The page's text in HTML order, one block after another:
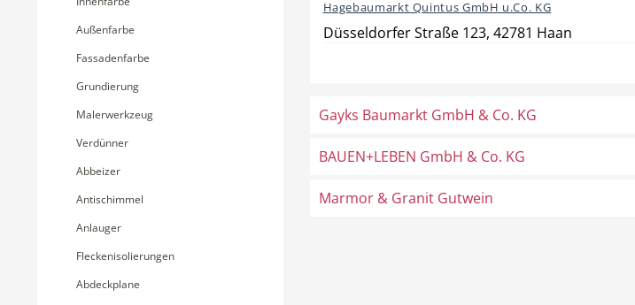
Außenfarbe
Fassadenfarbe
Grundierung
Malerwerkzeug
Verdünner
Abbeizer
Antischimmel
Anlauger
Fleckenisolierungen
Abdeckplane
Hagebaumarkt Quintus GmbH u.Co. KG
Düsseldorfer Straße 123, 42781 Haan
Gayks Baumarkt GmbH & Co. KG
BAUEN+LEBEN GmbH & Co. KG
Marmor & Granit Gutwein